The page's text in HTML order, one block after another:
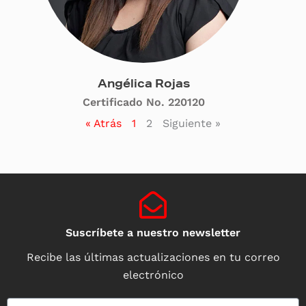
Angélica Rojas
Certificado No. 220120
« Atrás
1 2 Siguiente »
Suscríbete a nuestro newsletter
Recibe las últimas actualizaciones en tu correo
electrónico